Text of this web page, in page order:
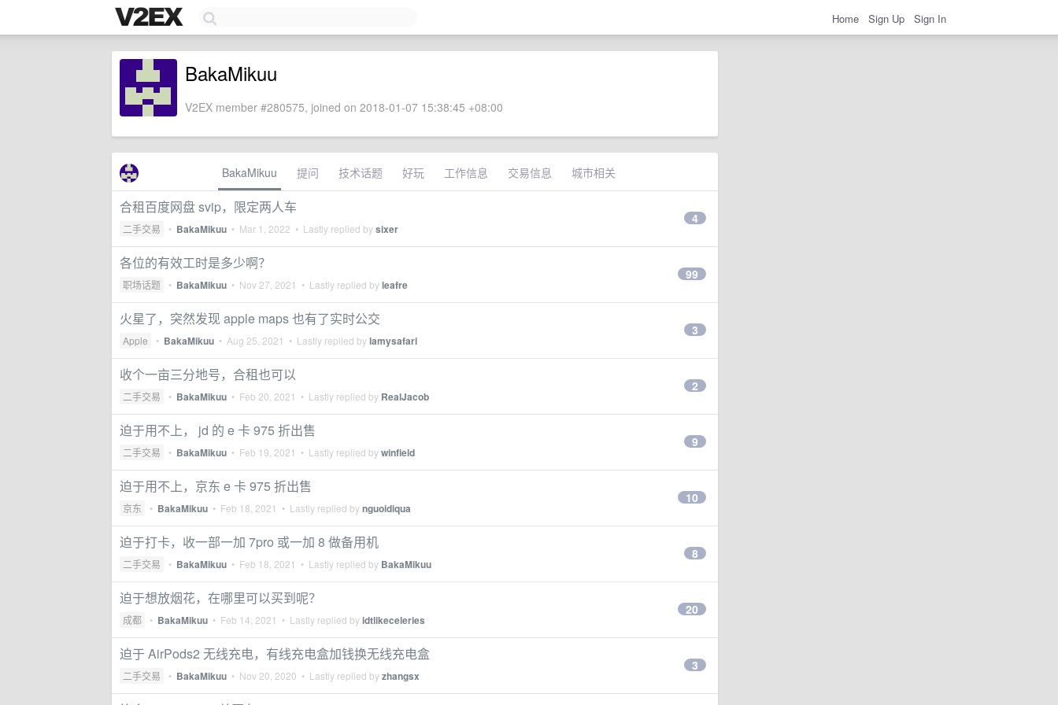
Home Sign Up Sign In
BakaMikuu
V2EX member #280575, joined on 2018-01-07 15:38:45 +08:00
BakaMikuu 提问 技术话题 好玩 工作信息 交易信息 城市相关
合租百度网盘 svip，限定两人车
二手交易 • BakaMikuu • Mar 1, 2022 • Lastly replied bysixer
4
各位的有效工时是多少啊？
职场话题 • BakaMikuu • Nov 27, 2021 • Lastly replied byleafre
99
火星了，突然发现 apple maps 也有了实时公交
Apple • BakaMikuu • Aug 25, 2021 • Lastly replied bylamysafari
3
收个一亩三分地号，合租也可以
二手交易 • BakaMikuu • Feb 20, 2021 • Lastly replied by RealJacob
2
迫于用不上， jd 的 e 卡 975 折出售
二手交易 • BakaMikuu • Feb 19, 2021 • Lastly replied bywinfield
9
迫于用不上，京东 e 卡 975 折出售
京东 • BakaMikuu • Feb 18, 2021 • Lastly replied bynguoidiqua
10
迫于打卡，收一部一加 7pro 或一加 8 做备用机
二手交易 • BakaMikuu • Feb 18, 2021 • Lastly replied by BakaMikuu
8
迫于想放烟花，在哪里可以买到呢？
成都 • BakaMikuu • Feb 14, 2021 • Lastly replied byidtlikeceleries
20
迫于 AirPods2 无线充电，有线充电盒加钱换无线充电盒
二手交易 • BakaMikuu • Nov 20, 2020 • Lastly replied byzhangsx
3